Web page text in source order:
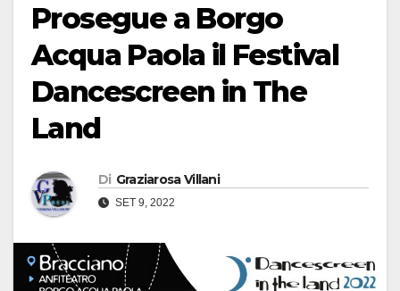
Prosegue a Borgo
Acqua Paola il Festival
Dancescreen in The
Land
Di Graziarosa Villani
SET 9, 2022